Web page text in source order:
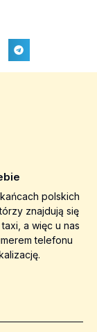
polskich
znajdują się
a więc u nas
telefonu